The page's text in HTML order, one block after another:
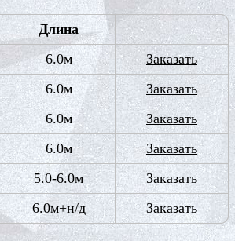
Длина
6.0м
Заказать
6.0м
Заказать
6.0м
Заказать
6.0м
Заказать
5.0-6.0м
Заказать
6.0м+н/д Заказать